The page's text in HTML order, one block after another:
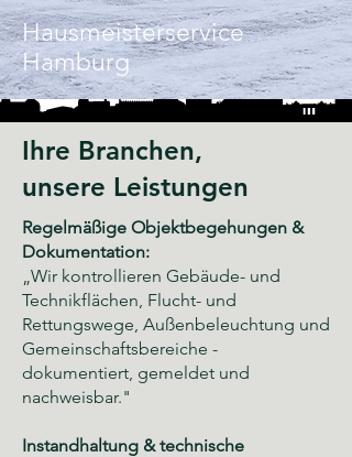
Hausmeisterservice
Hamburg
Ihre Branchen,
unsere Leistungen
Regelmäßige Objektbegehungen &
Dokumentation:
„Wir kontrollieren Gebäude- und
Technikflächen, Flucht- und
Rettungswege, Außenbeleuchtung und
Gemeinschaftsbereiche -
dokumentiert, gemeldet und
nachweisbar."
Instandhaltung & technische